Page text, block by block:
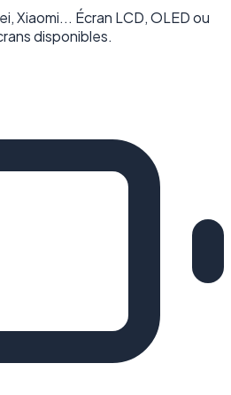
Xiaomi... Écran LCD, OLED ou
disponibles.